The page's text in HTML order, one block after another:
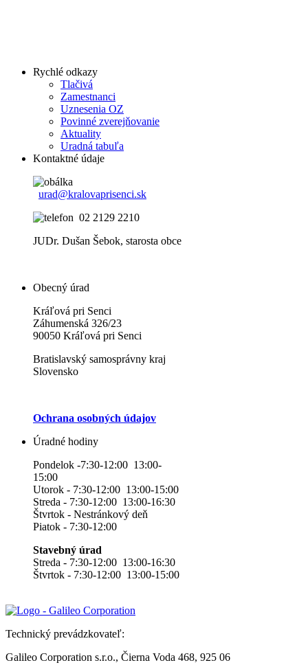
Rychlé odkazy
Tlačivá
Zamestnanci
Uznesenia OZ
Povinné zverejňovanie
Aktuality
Uradná tabuľa
Kontaktné údaje
urad@kralovaprisenci.sk
02 2129 2210
JUDr. Dušan Šebok, starosta obce
Obecný úrad
Kráľová pri Senci
Záhumenská 326/23
90050 Kráľová pri Senci
Bratislavský samosprávny kraj
Slovensko
Ochrana osobných údajov
Úradné hodiny
Pondelok -7:30-12:00 13:00-
15:00
Utorok - 7:30-12:00 13:00-15:00
Streda - 7:30-12:00 13:00-16:30
Štvrtok - Nestránkový deň
Piatok - 7:30-12:00
Stavebný úrad
Streda - 7:30-12:00 13:00-16:30
Štvrtok - 7:30-12:00 13:00-15:00
Technický prevádzkovateľ:
Galileo Corporation s.r.o., Čierna Voda 468, 925 06